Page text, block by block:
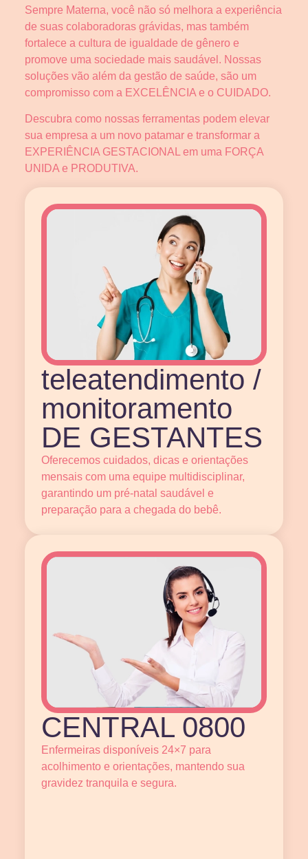
Sempre Materna, você não só melhora a experiência
de suas colaboradoras grávidas, mas também
fortalece a cultura de igualdade de gênero e
promove uma sociedade mais saudável. Nossas
soluções vão além da gestão de saúde, são um
compromisso com a EXCELÊNCIA e o CUIDADO.
Descubra como nossas ferramentas podem elevar
sua empresa a um novo patamar e transformar a
EXPERIÊNCIA GESTACIONAL em uma FORÇA
UNIDA e PRODUTIVA.
teleatendimento /
monitoramento
DE GESTANTES
Oferecemos cuidados, dicas e orientações
mensais com uma equipe multidisciplinar,
garantindo um pré-natal saudável e
preparação para a chegada do bebê.
CENTRAL 0800
Enfermeiras disponíveis 24×7 para
acolhimento e orientações, mantendo sua
gravidez tranquila e segura.